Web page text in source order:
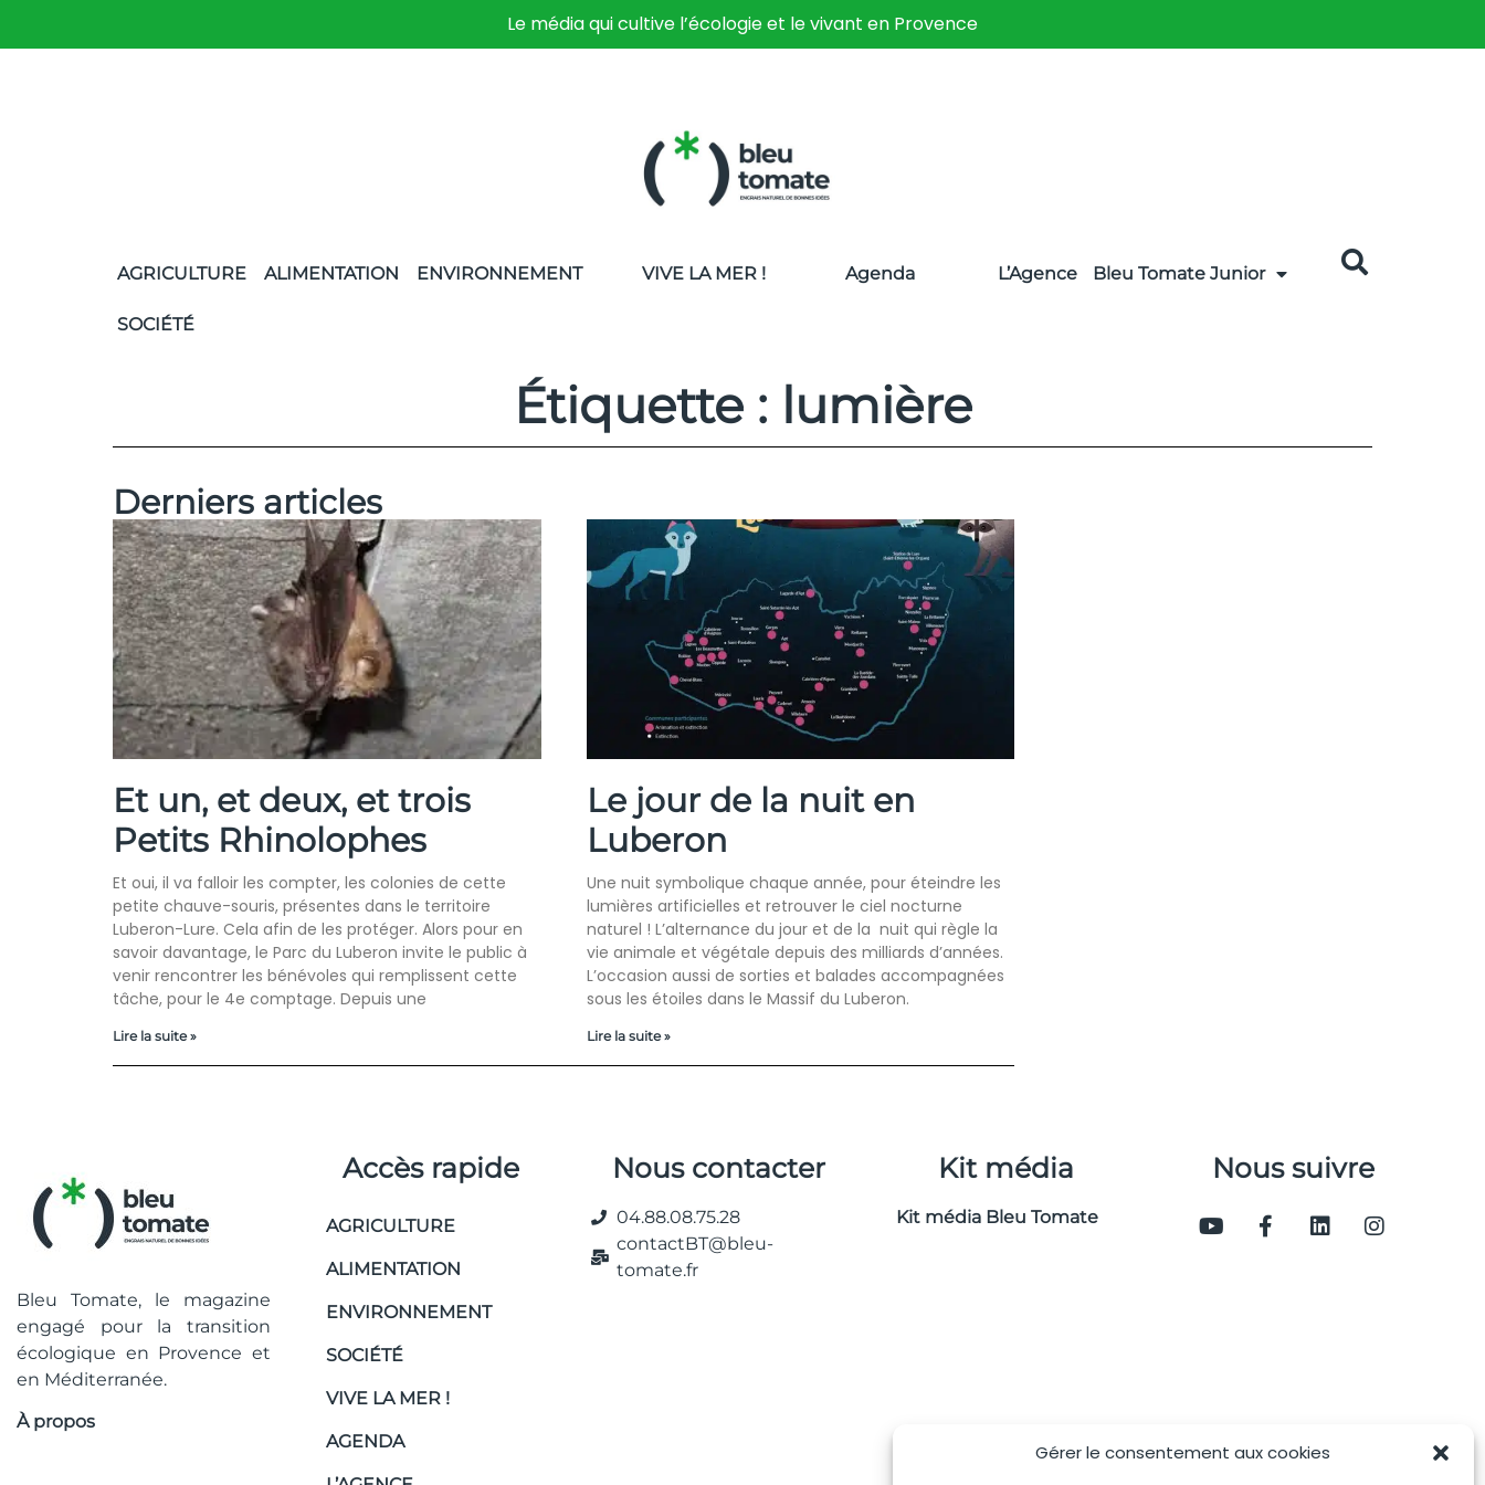
Gérer le consentement aux cookies
Le média qui cultive l’écologie et le vivant en Provence
AGRICULTURE ALIMENTATION ENVIRONNEMENT
SOCIÉTÉ
VIVE LA MER ! Agenda L’Agence Bleu Tomate Junior
Étiquette : lumière
Derniers articles
Et un, et deux, et trois
Petits Rhinolophes
Et oui, il va falloir les compter, les colonies de cette
petite chauve-souris, présentes dans le territoire
Luberon-Lure. Cela afin de les protéger. Alors pour en
savoir davantage, le Parc du Luberon invite le public à
venir rencontrer les bénévoles qui remplissent cette
tâche, pour le 4e comptage. Depuis une
Lire la suite »
Le jour de la nuit en
Luberon
Une nuit symbolique chaque année, pour éteindre les
lumières artificielles et retrouver le ciel nocturne
naturel ! L’alternance du jour et de la nuit qui règle la
vie animale et végétale depuis des milliards d’années.
L’occasion aussi de sorties et balades accompagnées
sous les étoiles dans le Massif du Luberon.
Lire la suite »
Bleu Tomate, le magazine
engagé pour la transition
écologique en Provence et
en Méditerranée.
À propos
Accès rapide
AGRICULTURE
ALIMENTATION
ENVIRONNEMENT
SOCIÉTÉ
VIVE LA MER !
AGENDA
Nous contacter
04.88.08.75.28
contactBT@bleu-
tomate.fr
Kit média
Kit média Bleu Tomate
Nous suivre